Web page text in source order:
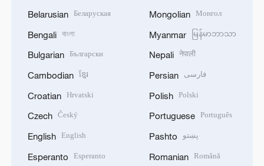
Belarusian Беларуская
Bengali বাংলা
Bulgarian Български
Cambodian ខ្មែរ
Croatian Hrvatski
Czech Český
English English
Esperanto Esperanto
Mongolian Монгол
Myanmar မြန်မာဘာသာ
Nepali नेपाली
Persian فارسی
Polish Polski
Portuguese Português
Pashto پښتو
Romanian Română